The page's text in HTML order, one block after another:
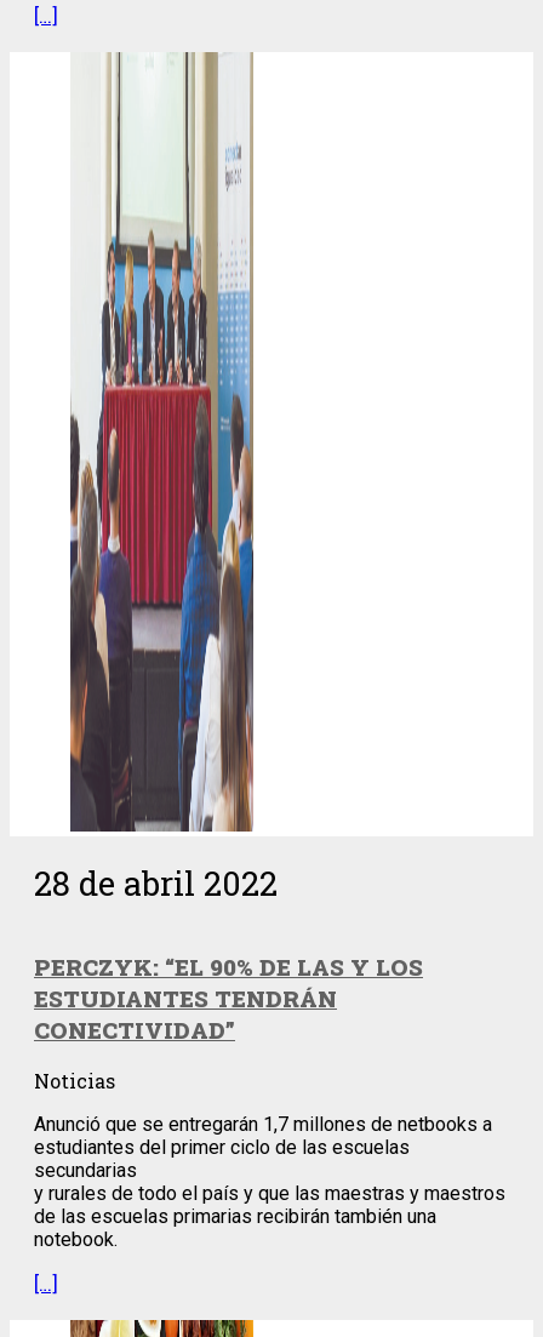
[…]
28 de abril 2022
PERCZYK: “EL 90% DE LAS Y LOS
ESTUDIANTES TENDRÁN
CONECTIVIDAD”
Noticias
Anunció que se entregarán 1,7 millones de netbooks a
estudiantes del primer ciclo de las escuelas
secundarias
y rurales de todo el país y que las maestras y maestros
de las escuelas primarias recibirán también una
notebook.
[…]